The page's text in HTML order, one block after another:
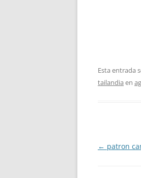
Esta entrada
tailandia en
Navegación
← patron